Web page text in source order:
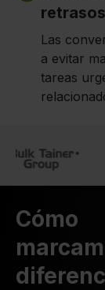
retrasos
Las
a evitar
tareas
Cómo